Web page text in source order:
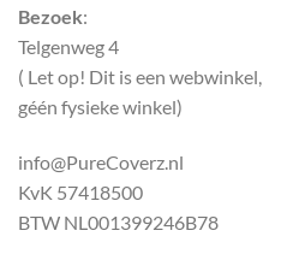
Bezoek:
Telgenweg 4
( Let op! Dit is een webwinkel,
géén fysieke winkel)
info@PureCoverz.nl
KvK 57418500
BTW NL001399246B78